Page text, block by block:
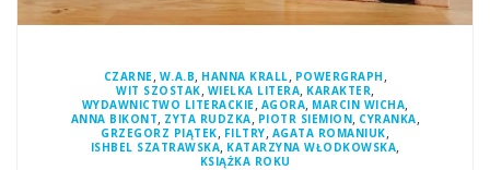
CZARNE, W.A.B, HANNA KRALL, POWERGRAPH ,
WIT SZOSTAK, WIELKA LITERA, KARAKTER,
WYDAWNICTWO LITERACKIE, AGORA, MARCIN WICHA,
ANNA BIKONT, ZYTA RUDZKA, PIOTR SIEMION, CYRANKA,
GRZEGORZ PIĄTEK, FILTRY, AGATA ROMANIUK,
ISHBEL SZATRAWSKA, KATARZYNA WŁODKOWSKA,
KSIĄŻKA ROKU